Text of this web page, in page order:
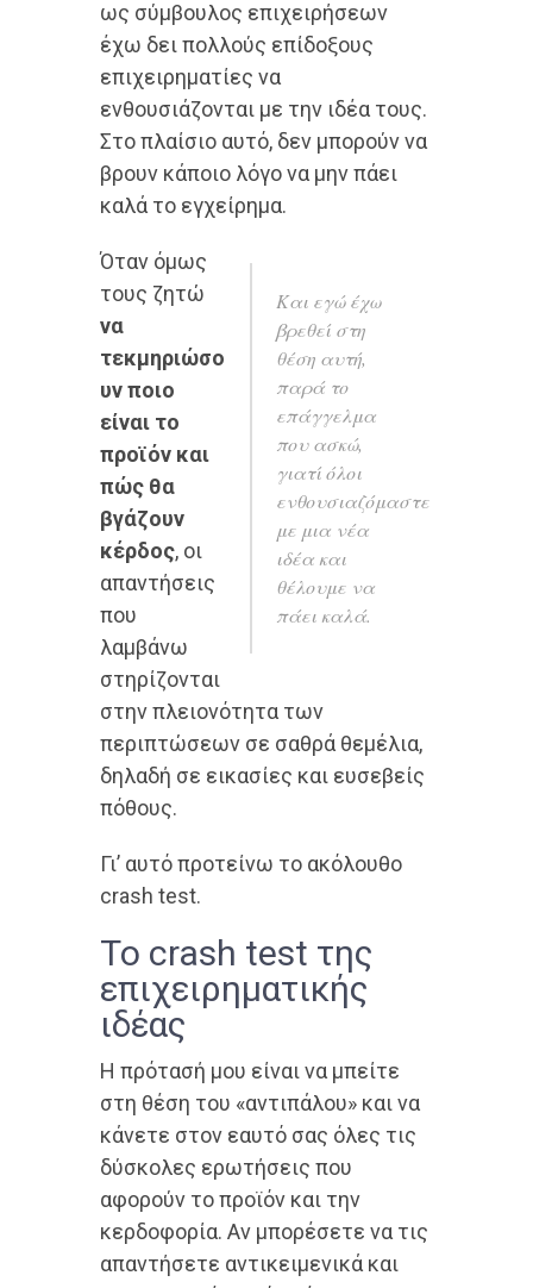
ως σύμβουλος επιχειρήσεων
έχω δει πολλούς επίδοξους
επιχειρηματίες να
ενθουσιάζονται με την ιδέα τους.
Στο πλαίσιο αυτό, δεν μπορούν να
βρουν κάποιο λόγο να μην πάει
καλά το εγχείρημα.
Και εγώ έχω
βρεθεί στη
θέση αυτή,
παρά το
επάγγελμα
που ασκώ,
γιατί όλοι
ενθουσιαζόμαστε
με μια νέα
ιδέα και
θέλουμε να
πάει καλά.
Όταν όμως
τους ζητώ
να
τεκμηριώσο
υν ποιο
είναι το
προϊόν και
πώς θα
βγάζουν
κέρδος, οι
απαντήσεις
που
λαμβάνω
στηρίζονται
στην πλειονότητα των
περιπτώσεων σε σαθρά θεμέλια,
δηλαδή σε εικασίες και ευσεβείς
πόθους.
Γι’ αυτό προτείνω το ακόλουθο
crash test.
Το crash test της
επιχειρηματικής
ιδέας
Η πρότασή μου είναι να μπείτε
στη θέση του «αντιπάλου» και να
κάνετε στον εαυτό σας όλες τις
δύσκολες ερωτήσεις που
αφορούν το προϊόν και την
κερδοφορία. Αν μπορέσετε να τις
απαντήσετε αντικειμενικά και